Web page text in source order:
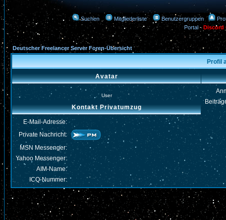
Suchen Mitgliederliste Benutzergruppen
Portal-Discord
Deutscher Freelancer Server Foren-Übersicht
Profil
Avatar
User
Kontakt Privatumzug
E-Mail-Adresse:
Private Nachricht:
MSN Messenger:
Yahoo Messenger:
AIM-Name:
ICQ-Nummer: